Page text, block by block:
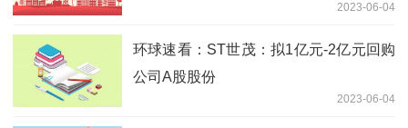
2023-06-04
环球速看：ST世茂：拟1亿元-2亿元回购
公司A股股份
2023-06-04